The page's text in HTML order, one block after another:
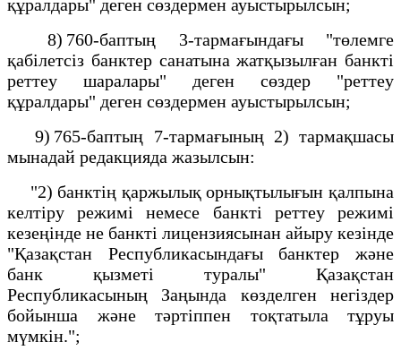
құралдары" деген сөздермен ауыстырылсын;
8) 760-баптың 3-тармағындағы "төлемге
қабілетсіз банктер санатына жатқызылған банкті
реттеу шаралары" деген сөздер "реттеу
құралдары" деген сөздермен ауыстырылсын;
9) 765-баптың 7-тармағының 2) тармақшасы
мынадай редакцияда жазылсын:
"2) банктің қаржылық орнықтылығын қалпына
келтіру режимі немесе банкті реттеу режимі
кезеңінде не банкті лицензиясынан айыру кезінде
"Қазақстан Республикасындағы банктер және
банк қызметі туралы" Қазақстан
Республикасының Заңында көзделген негіздер
бойынша және тәртіппен тоқтатыла тұруы
мүмкін.";